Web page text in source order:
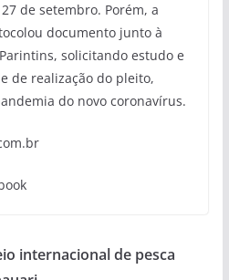
de setembro. Porém, a
documento junto à
solicitando estudo e
de realização do pleito,
do novo coronavírus.
internacional de pesca